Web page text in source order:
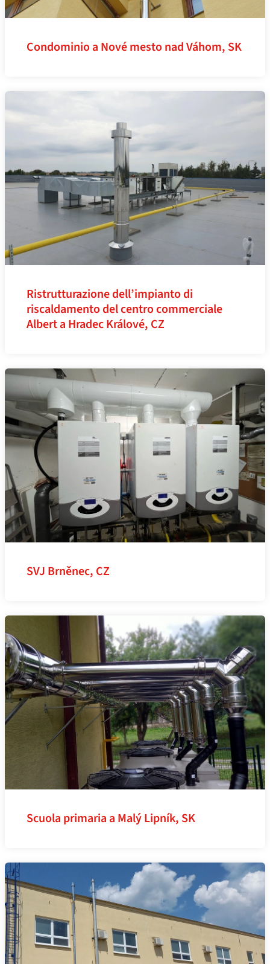
Condominio a Nové mesto nad Váhom, SK
Ristrutturazione dell’impianto di
riscaldamento del centro commerciale
Albert a Hradec Králové, CZ
SVJ Brněnec, CZ
Scuola primaria a Malý Lipník, SK